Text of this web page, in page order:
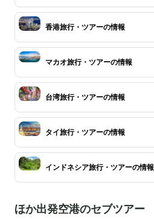
香港旅行・ツアーの情報
マカオ旅行・ツアーの情報
台湾旅行・ツアーの情報
タイ旅行・ツアーの情報
インドネシア旅行・ツアーの情報
ほか出発空港のセブツアー